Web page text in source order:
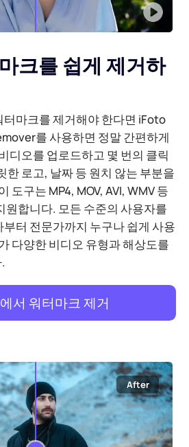
적화 도구
변환
변환
크를 쉽게 제거하
마크를 제거해야 한다면 iFoto
를 사용하면 정말 간편하게
디오를 업로드하고 몇 번의 클릭
한 로고, 날짜 등 원치 않는 부분을
도구는 MP4, MOV, AVI, WMV 등
원합니다. 모든 수준의 사용자를
터 전문가까지 누구나 쉽게 사용
다양한 비디오 유형과 해상도를
서 워터마크 제거
After